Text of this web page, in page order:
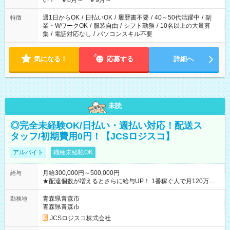
特徴 週1日からOK / 日払いOK / 履歴書不要 / 40～50代活躍中 / 副
業・WワークOK / 服装自由 / シフト勤務 / 10名以上の大量募
集 / 電話対応なし / パソコンスキル不要
気になる！ 応募する 詳細へ
未読
◎完全未経験OK/日払い・週払い対応！配送ス
タッフ/初期費用0円！【JCSロジスコ】
アルバイト 職種未経験OK
給与
月給300,000円～500,000円
★配達個数が増えるとさらに給与UP！ 1番稼ぐ人で月120万ほ
ど！ ・主要都市エリア 月収55万円／週5日稼働 月収65万~112
万円／週6日稼働 ・地方郊外エリア 月収40万円／週5日稼働 月
収40万円~50万円／週6日稼働 ＜モデルイメージ＞ ■月収50万
円 (27歳男性/江東区在住)※元建築関係 1日150個配達×25日勤務
(日休み) ■月収80万円(43歳男性/墨田区在住)※元営業 1日200個
勤務地
青森県青森市
青森県青森市
JCSロジスコ株式会社